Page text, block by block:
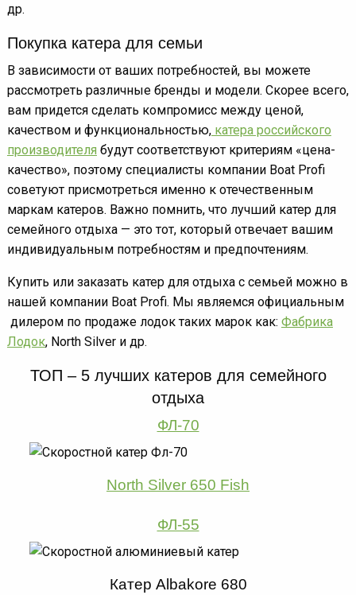
др.
Покупка катера для семьи
В зависимости от ваших потребностей, вы можете
рассмотреть различные бренды и модели. Скорее всего,
вам придется сделать компромисс между ценой,
качеством и функциональностью,катера российского
производителя будут соответствуют критериям «цена-
качество», поэтому специалисты компании Boat Profi
советуют присмотреться именно к отечественным
маркам катеров. Важно помнить, что лучший катер для
семейного отдыха — это тот, который отвечает вашим
индивидуальным потребностям и предпочтениям.
Купить или заказать катер для отдыха с семьей можно в
нашей компании Boat Profi. Мы являемся официальным
дилером по продаже лодок таких марок как: Фабрика
Лодок, North Silver и др.
ТОП – 5 лучших катеров для семейного
отдыха
ФЛ-70
North Silver 650 Fish
ФЛ-55
Катер Albakore 680